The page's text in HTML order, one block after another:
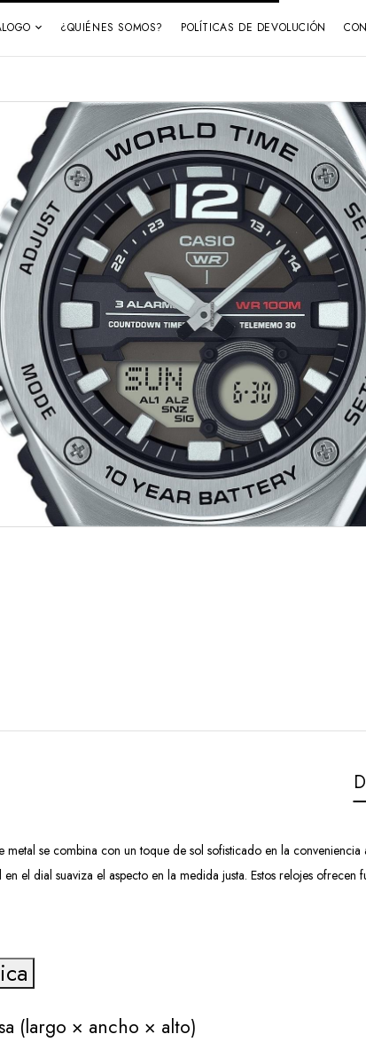
¿QUIÉNES SOMOS? POLÍTICAS DE DEVOLUCIÓN
metal se combina con un toque de sol sofisticado en la
el dial suaviza el aspecto en la medida justa. Estos relojes
(largo × ancho × alto)